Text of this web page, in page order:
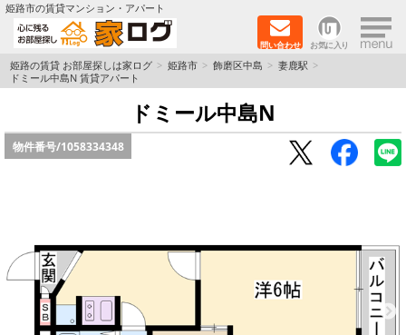
姫路市の賃貸マンション・アパート
問い合わせ お気に入り ×
TOPページ
ペットOK物件
初期費用リーズナブル物件
都市ガス物件
姫路の賃貸 お部屋探しは家ログ 姫路市 飾磨区中島
妻鹿駅
ドミール中島N 賃貸アパート
ドミール中島N
物件番号/1058334348